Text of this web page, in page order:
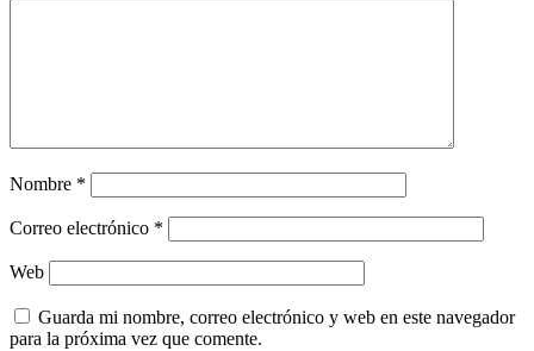
Nombre *
Correo electrónico *
Web
Guarda mi nombre, correo electrónico y web en este navegador
para la próxima vez que comente.